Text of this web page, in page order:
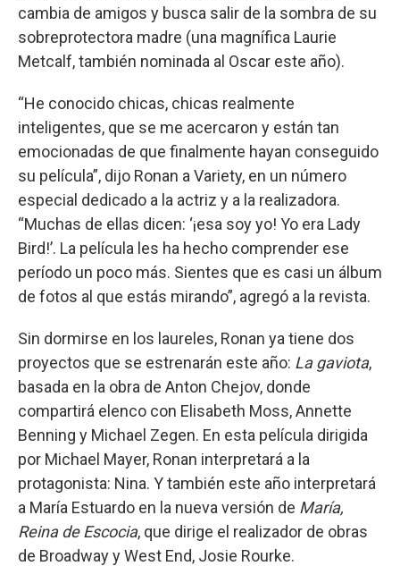
cambia de amigos y busca salir de la sombra de su
sobreprotectora madre (una magnífica Laurie
Metcalf, también nominada al Oscar este año).
“He conocido chicas, chicas realmente
inteligentes, que se me acercaron y están tan
emocionadas de que finalmente hayan conseguido
su película”, dijo Ronan a Variety, en un número
especial dedicado a la actriz y a la realizadora.
“Muchas de ellas dicen: ‘¡esa soy yo! Yo era Lady
Bird!’. La película les ha hecho comprender ese
período un poco más. Sientes que es casi un álbum
de fotos al que estás mirando”, agregó a la revista.
Sin dormirse en los laureles, Ronan ya tiene dos
proyectos que se estrenarán este año: La gaviota,
basada en la obra de Anton Chejov, donde
compartirá elenco con Elisabeth Moss, Annette
Benning y Michael Zegen. En esta película dirigida
por Michael Mayer, Ronan interpretará a la
protagonista: Nina. Y también este año interpretará
a María Estuardo en la nueva versión de María,
Reina de Escocia, que dirige el realizador de obras
de Broadway y West End, Josie Rourke.